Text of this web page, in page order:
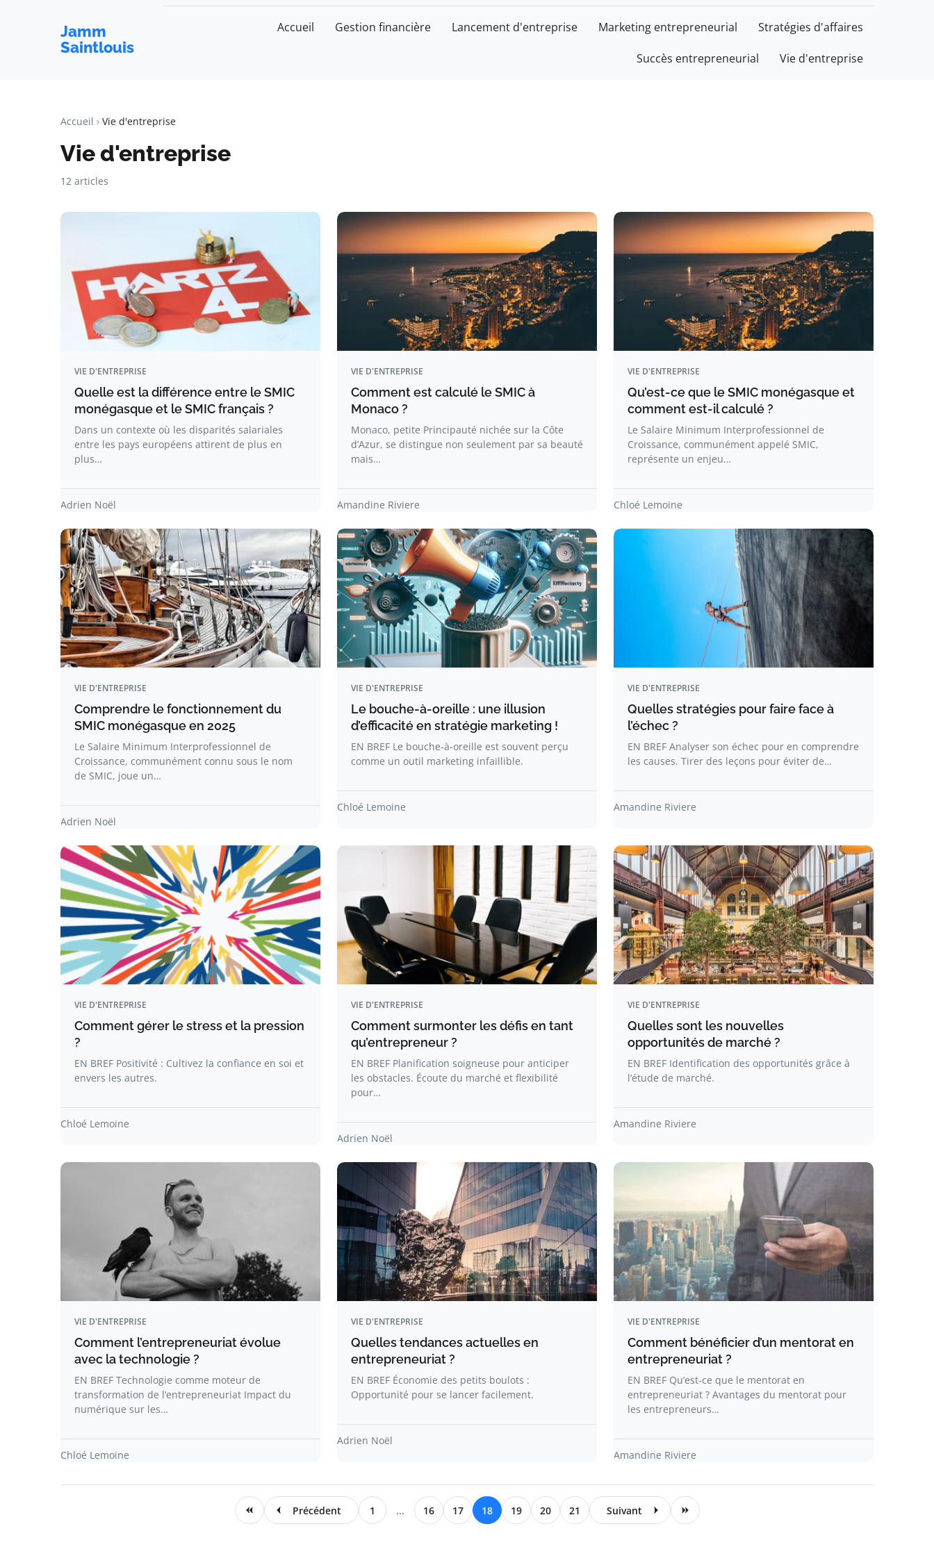
Jamm
Saintlouis
Accueil Gestion financière Lancement d'entreprise Marketing entrepreneurial Stratégies d'affaires
Succès entrepreneurial Vie d'entreprise
Accueil Vie d'entreprise
Vie d'entreprise
12 articles
VIE D'ENTREPRISE
Quelle est la différence entre le SMIC
monégasque et le SMIC français ?
Dans un contexte où les disparités salariales
entre les pays européens attirent de plus en
plus…
Adrien Noël
VIE D'ENTREPRISE
Comment est calculé le SMIC à
Monaco ?
Monaco, petite Principauté nichée sur la Côte
d’Azur, se distingue non seulement par sa beauté
mais…
Amandine Riviere
VIE D'ENTREPRISE
Qu’est-ce que le SMIC monégasque et
comment est-il calculé ?
Le Salaire Minimum Interprofessionnel de
Croissance, communément appelé SMIC,
représente un enjeu…
Chloé Lemoine
VIE D'ENTREPRISE
Comprendre le fonctionnement du
SMIC monégasque en 2025
Le Salaire Minimum Interprofessionnel de
Croissance, communément connu sous le nom
de SMIC, joue un…
Adrien Noël
VIE D'ENTREPRISE
Le bouche-à-oreille : une illusion
d’efficacité en stratégie marketing !
EN BREF Le bouche-à-oreille est souvent perçu
comme un outil marketing infaillible.
Chloé Lemoine
VIE D'ENTREPRISE
Quelles stratégies pour faire face à
l’échec ?
EN BREF Analyser son échec pour en comprendre
les causes. Tirer des leçons pour éviter de…
Amandine Riviere
VIE D'ENTREPRISE
Comment gérer le stress et la pression
?
EN BREF Positivité : Cultivez la confiance en soi et
envers les autres.
Chloé Lemoine
VIE D'ENTREPRISE
Comment surmonter les défis en tant
qu’entrepreneur ?
EN BREF Planification soigneuse pour anticiper
les obstacles. Écoute du marché et flexibilité
pour…
Adrien Noël
VIE D'ENTREPRISE
Quelles sont les nouvelles
opportunités de marché ?
EN BREF Identification des opportunités grâce à
l’étude de marché.
Amandine Riviere
VIE D'ENTREPRISE
Comment l’entrepreneuriat évolue
avec la technologie ?
EN BREF Technologie comme moteur de
transformation de l’entrepreneuriat Impact du
numérique sur les…
Chloé Lemoine
VIE D'ENTREPRISE
Quelles tendances actuelles en
entrepreneuriat ?
EN BREF Économie des petits boulots :
Opportunité pour se lancer facilement.
Adrien Noël
VIE D'ENTREPRISE
Comment bénéficier d’un mentorat en
entrepreneuriat ?
EN BREF Qu’est-ce que le mentorat en
entrepreneuriat ? Avantages du mentorat pour
les entrepreneurs…
Amandine Riviere
Précédent 1 ... 16 17 18 19 20 21 Suivant